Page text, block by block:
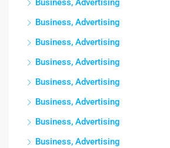
Business, Advertising
Business, Advertising
Business, Advertising
Business, Advertising
Business, Advertising
Business, Advertising
Business, Advertising
Business, Advertising